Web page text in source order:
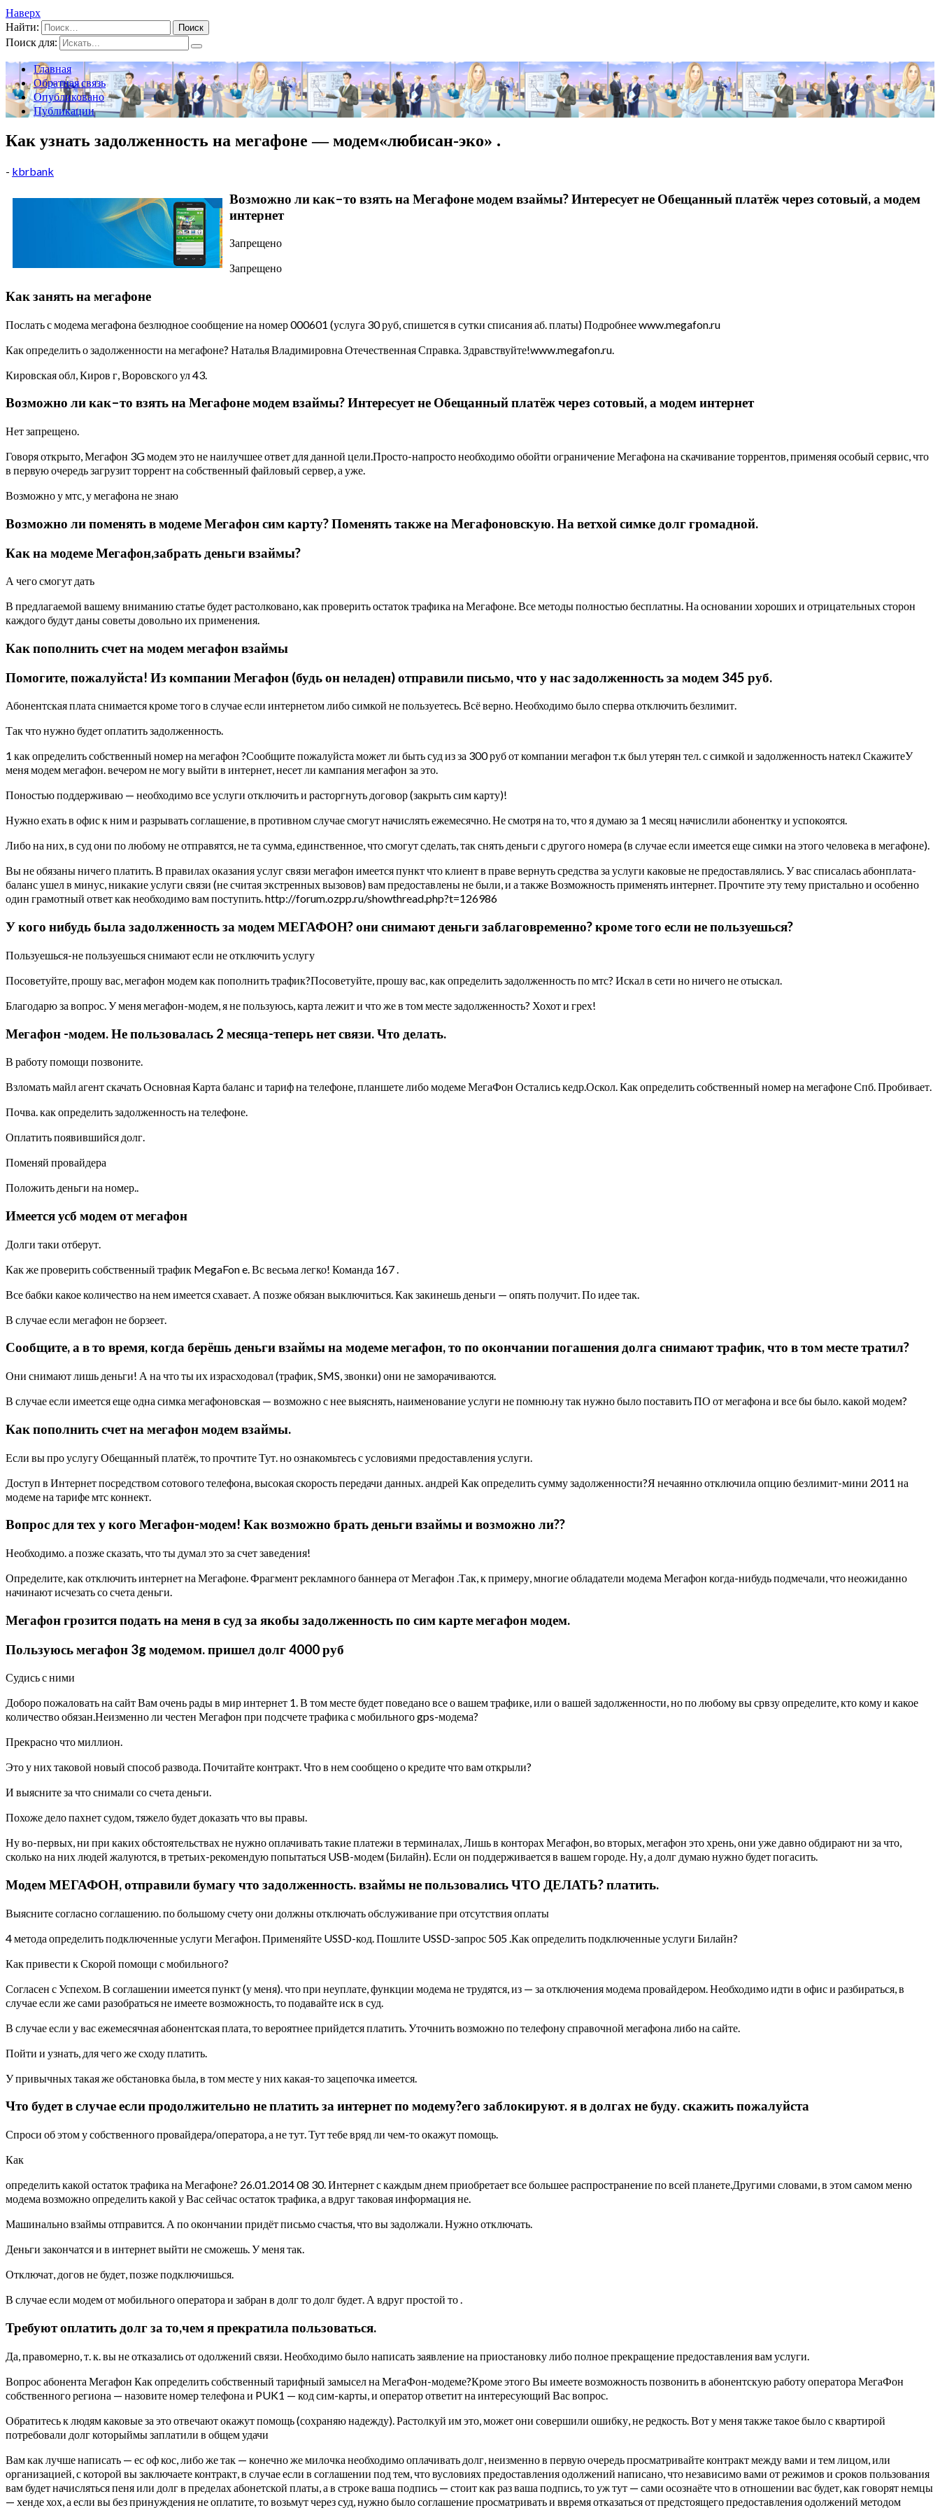
Наверх
Найти:
Поиск для:
Главная
Обратная связь
Опубликовано
Публикации
Как узнать задолженность на мегафоне — модем«любисан-эко» .
- kbrbank
Возможно ли как–то взять на Мегафоне модем взаймы? Интересует не Обещанный платёж через сотовый, а модем
интернет
Запрещено
Запрещено
Как занять на мегафоне
Послать с модема мегафона безлюдное сообщение на номер 000601 (услуга 30 руб, спишется в сутки списания аб. платы) Подробнее www.megafon.ru
Как определить о задолженности на мегафоне? Наталья Владимировна Отечественная Справка. Здравствуйте!www.megafon.ru.
Кировская обл, Киров г, Воровского ул 43.
Возможно ли как–то взять на Мегафоне модем взаймы? Интересует не Обещанный платёж через сотовый, а модем интернет
Нет запрещено.
Говоря открыто, Мегафон 3G модем это не наилучшее ответ для данной цели.Просто-напросто необходимо обойти ограничение Мегафона на скачивание торрентов, применяя особый сервис, что
в первую очередь загрузит торрент на собственный файловый сервер, а уже.
Возможно у мтс, у мегафона не знаю
Возможно ли поменять в модеме Мегафон сим карту? Поменять также на Мегафоновскую. На ветхой симке долг громадной.
Как на модеме Мегафон,забрать деньги взаймы?
А чего смогут дать
В предлагаемой вашему вниманию статье будет растолковано, как проверить остаток трафика на Мегафоне. Все методы полностью бесплатны.На основании хороших и отрицательных сторон
каждого будут даны советы довольно их применения.
Как пополнить счет на модем мегафон взаймы
Помогите, пожалуйста! Из компании Мегафон (будь он неладен) отправили письмо, что у нас задолженность за модем 345 руб.
Абонентская плата снимается кроме того в случае если интернетом либо симкой не пользуетесь. Всё верно. Необходимо было сперва отключить безлимит.
Так что нужно будет оплатить задолженность.
1 как определить собственный номер на мегафон ?Сообщите пожалуйста может ли быть суд из за 300 руб от компании мегафон т.к был утерян тел. с симкой и задолженность натекл СкажитеУ
меня модем мегафон. вечером не могу выйти в интернет, несет ли кампания мегафон за это.
Поностью поддерживаю — необходимо все услуги отключить и расторгнуть договор (закрыть сим карту)!
Нужно ехать в офис к ним и разрывать соглашение, в противном случае смогут начислять ежемесячно. Не смотря на то, что я думаю за 1 месяц начислили абонентку и успокоятся.
Либо на них, в суд они по любому не отправятся, не та сумма, единственное, что смогут сделать, так снять деньги с другого номера (в случае если имеется еще симки на этого человека в мегафоне).
Вы не обязаны ничего платить. В правилах оказания услуг связи мегафон имеется пункт что клиент в праве вернуть средства за услуги каковые не предоставлялись. У вас списалась абонплата-
баланс ушел в минус, никакие услуги связи (не считая экстренных вызовов) вам предоставлены не были, и а также Возможность применять интернет. Прочтите эту тему пристально и особенно
один грамотный ответ как необходимо вам поступить. http://forum.ozpp.ru/showthread.php?t=126986
У кого нибудь была задолженность за модем МЕГАФОН? они снимают деньги заблаговременно? кроме того если не пользуешься?
Пользуешься-не пользуешься снимают если не отключить услугу
Посоветуйте, прошу вас, мегафон модем как пополнить трафик?Посоветуйте, прошу вас, как определить задолженность по мтс? Искал в сети но ничего не отыскал.
Благодарю за вопрос. У меня мегафон-модем, я не пользуюсь, карта лежит и что же в том месте задолженность? Хохот и грех!
Мегафон -модем. Не пользовалась 2 месяца-теперь нет связи. Что делать.
В работу помощи позвоните.
Взломать майл агент скачать Основная Карта баланс и тариф на телефоне, планшете либо модеме МегаФон Остались кедр.Оскол. Как определить собственный номер на мегафоне Спб. Пробивает.
Почва. как определить задолженность на телефоне.
Оплатить появившийся долг.
Поменяй провайдера
Положить деньги на номер..
Имеется усб модем от мегафон
Долги таки отберут.
Как же проверить собственный трафик MegaFon e. Вс весьма легко! Команда 167 .
Все бабки какое количество на нем имеется схавает. А позже обязан выключиться. Как закинешь деньги — опять получит. По идее так.
В случае если мегафон не борзеет.
Сообщите, а в то время, когда берёшь деньги взаймы на модеме мегафон, то по окончании погашения долга снимают трафик, что в том месте тратил?
Они снимают лишь деньги! А на что ты их израсходовал (трафик, SMS, звонки) они не заморачиваются.
В случае если имеется еще одна симка мегафоновская — возможно с нее выяснять, наименование услуги не помню.ну так нужно было поставить ПО от мегафона и все бы было. какой модем?
Как пополнить счет на мегафон модем взаймы.
Если вы про услугу Обещанный платёж, то прочтите Тут. но ознакомьтесь с условиями предоставления услуги.
Доступ в Интернет посредством сотового телефона, высокая скорость передачи данных. андрей Как определить сумму задолженности?Я нечаянно отключила опцию безлимит-мини 2011 на
модеме на тарифе мтс коннект.
Вопрос для тех у кого Мегафон-модем! Как возможно брать деньги взаймы и возможно ли??
Необходимо. а позже сказать, что ты думал это за счет заведения!
Определите, как отключить интернет на Мегафоне. Фрагмент рекламного баннера от Мегафон .Так, к примеру, многие обладатели модема Мегафон когда-нибудь подмечали, что неожиданно
начинают исчезать со счета деньги.
Мегафон грозится подать на меня в суд за якобы задолженность по сим карте мегафон модем.
Пользуюсь мегафон 3g модемом. пришел долг 4000 руб
Судись с ними
Доборо пожаловать на сайт Вам очень рады в мир интернет 1. В том месте будет поведано все о вашем трафике, или о вашей задолженности, но по любому вы срвзу определите, кто кому и какое
количество обязан.Неизменно ли честен Мегафон при подсчете трафика с мобильного gps-модема?
Прекрасно что миллион.
Это у них таковой новый способ развода. Почитайте контракт. Что в нем сообщено о кредите что вам открыли?
И выясните за что снимали со счета деньги.
Похоже дело пахнет судом, тяжело будет доказать что вы правы.
Ну во-первых, ни при каких обстоятельствах не нужно оплачивать такие платежи в терминалах, Лишь в конторах Мегафон, во вторых, мегафон это хрень, они уже давно обдирают ни за что,
сколько на них людей жалуются, в третьих-рекомендую попытаться USB-модем (Билайн). Если он поддерживается в вашем городе. Ну, а долг думаю нужно будет погасить.
Модем МЕГАФОН, отправили бумагу что задолженность. взаймы не пользовались ЧТО ДЕЛАТЬ? платить.
Выясните согласно соглашению. по большому счету они должны отключать обслуживание при отсутствия оплаты
4 метода определить подключенные услуги Мегафон. Применяйте USSD-код. Пошлите USSD-запрос 505 .Как определить подключенные услуги Билайн?
Как привести к Скорой помощи с мобильного?
Согласен с Успехом. В соглашении имеется пункт (у меня). что при неуплате, функции модема не трудятся, из — за отключения модема провайдером. Необходимо идти в офис и разбираться, в
случае если же сами разобраться не имеете возможность, то подавайте иск в суд.
В случае если у вас ежемесячная абонентская плата, то вероятнее прийдется платить. Уточнить возможно по телефону справочной мегафона либо на сайте.
Пойти и узнать, для чего же сходу платить.
У привычных такая же обстановка была, в том месте у них какая-то зацепочка имеется.
Что будет в случае если продолжительно не платить за интернет по модему?его заблокируют. я в долгах не буду. скажить пожалуйста
Спроси об этом у собственного провайдера/оператора, а не тут. Тут тебе вряд ли чем-то окажут помощь.
Как
определить какой остаток трафика на Мегафоне? 26.01.2014 08 30. Интернет с каждым днем приобретает все большее распространение по всей планете.Другими словами, в этом самом меню
модема возможно определить какой у Вас сейчас остаток трафика, а вдруг таковая информация не.
Машинально взаймы отправится. А по окончании придёт письмо счастья, что вы задолжали. Нужно отключать.
Деньги закончатся и в интернет выйти не сможешь. У меня так.
Отключат, догов не будет, позже подключишься.
В случае если модем от мобильного оператора и забран в долг то долг будет. А вдруг простой то .
Требуют оплатить долг за то,чем я прекратила пользоваться.
Да, правомерно, т. к. вы не отказались от одолжений связи. Необходимо было написать заявление на приостановку либо полное прекращение предоставления вам услуги.
Вопрос абонента Мегафон Как определить собственный тарифный замысел на МегаФон-модеме?Кроме этого Вы имеете возможность позвонить в абонентскую работу оператора МегаФон
собственного региона — назовите номер телефона и PUK1 — код сим-карты, и оператор ответит на интересующий Вас вопрос.
Обратитесь к людям каковые за это отвечают окажут помощь (сохраняю надежду). Растолкуй им это, может они совершили ошибку, не редкость. Вот у меня также такое было с квартирой
потребовали долг которыймы заплатили в общем удачи
Вам как лучше написать — ес оф кос, либо же так — конечно же милочка необходимо оплачивать долг, неизменно в первую очередь просматривайте контракт между вами и тем лицом, или
организацией, с которой вы заключаете контракт, в случае если в соглашении под тем, что вусловиях предоставления одолжений написано, что независимо вами от режимов и сроков пользования
вам будет начисляться пеня или долг в пределах абонетской платы, а в строке ваша подпись — стоит как раз ваша подпись, то уж тут — сами осознаёте что в отношении вас будет, как говорят немцы
— хенде хох, а если вы без принуждения не оплатите, то возьмут через суд, нужно было соглашение просматривать и ввремя отказаться от предстоящего предоставления одолжений методом